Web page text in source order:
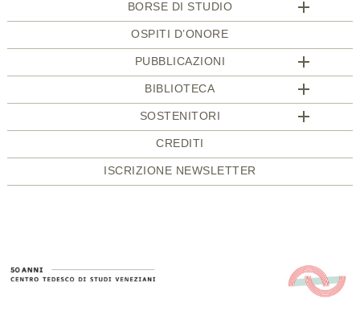
BORSE DI STUDIO
OSPITI D’ONORE
PUBBLICAZIONI
BIBLIOTECA
SOSTENITORI
CREDITI
ISCRIZIONE NEWSLETTER